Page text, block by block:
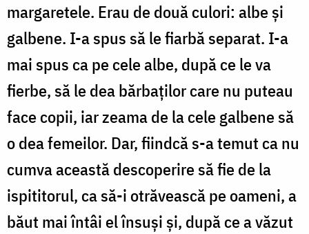
margaretele. Erau de două culori: albe şi
galbene. I-a spus să le fiarbă separat. I-a
mai spus ca pe cele albe, după ce le va
fierbe, să le dea bărbaţilor care nu puteau
face copii, iar zeama de la cele galbene să
o dea femeilor. Dar, fiindcă s-a temut ca nu
cumva această descoperire să fie de la
ispititorul, ca să-i otrăvească pe oameni, a
băut mai întâi el însuşi şi, după ce a văzut